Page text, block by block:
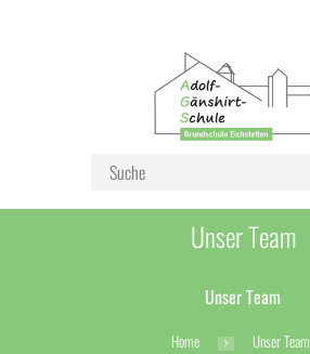
Unser Team
Unser Team
Home Unser Team